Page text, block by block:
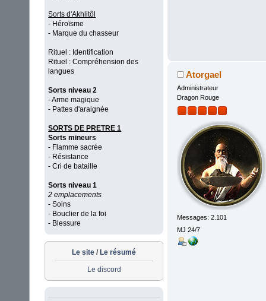
Sorts d'Akhlitôl
- Héroïsme
- Marque du chasseur
Rituel : Identification
Rituel : Compréhension des
langues
Sorts niveau 2
- Arme magique
- Pattes d'araignée
SORTS DE PRETRE 1
Sorts mineurs
- Flamme sacrée
- Résistance
- Cri de bataille
Sorts niveau 1
2 emplacements
- Soins
- Bouclier de la foi
- Blessure
Le site / Le résumé
Le discord
Atorgael
Administrateur
Dragon Rouge
Messages: 2.101
MJ 24/7